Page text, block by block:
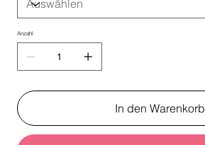
Anzahl
In den Warenkorb